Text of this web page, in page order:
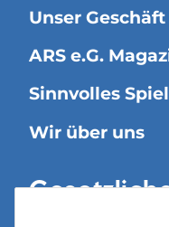
Unser Geschäft
ARS e.G.
Sinnvolles
Wir über uns